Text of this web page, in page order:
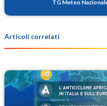
TG Meteo
Articoli correlati